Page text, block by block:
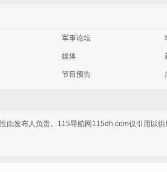
军事论坛
媒体
节目预告
发布人负责。115导航网115dh.com仅引用以